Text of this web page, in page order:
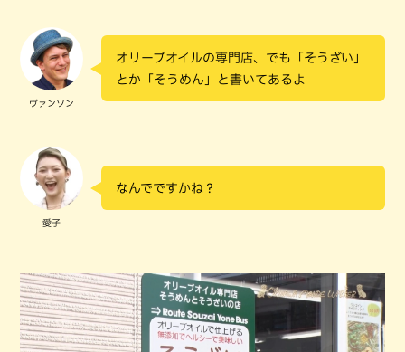
ヴァンソン
オリーブオイルの専門店、でも「そうざい」
とか「そうめん」と書いてあるよ
愛子
なんでですかね？